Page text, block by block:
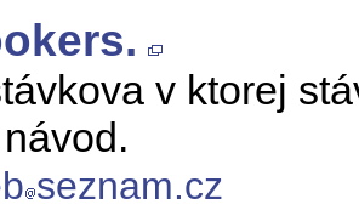
v ktorej
seznam.cz